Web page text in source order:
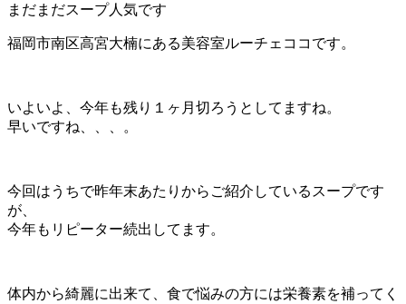
まだまだスープ人気です
福岡市南区高宮大楠にある美容室ルーチェココです。
いよいよ、今年も残り１ヶ月切ろうとしてますね。
早いですね、、、。
今回はうちで昨年末あたりからご紹介しているスープです
が、
今年もリピーター続出してます。
体内から綺麗に出来て、食で悩みの方には栄養素を補ってく